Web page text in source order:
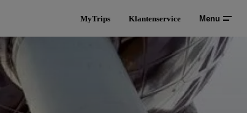
MyTrips Klantenservice Menu